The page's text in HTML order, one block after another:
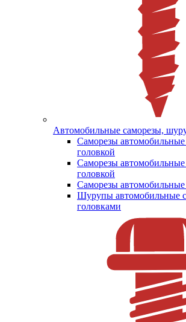
Автомобильные саморезы,
Саморезы
головкой
Саморезы автомобильные
головкой
Саморезы
Шурупы автомобильные
головками